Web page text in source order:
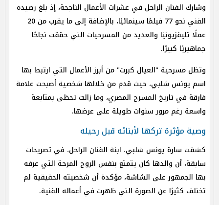
وشارك الفنان الراحل في عشرات الأعمال الناجحة، إذ بلغ رصيده
الفني نحو 77 فيلمًا سينمائيًا، بالإضافة إلى ما يقرب من 20
عملًا تليفزيونيًا والعديد من المسرحيات التي حققت نجاحًا
جماهيريًا كبيرًا.
وتظل مسرحية "العيال كبرت" من أبرز الأعمال التي ارتبط بها
اسم يونس شلبي، حيث قدم من خلالها شخصية أصبحت علامة
فارقة في تاريخ المسرح المصري، وما زالت تحظى بمتابعة
واسعة رغم مرور سنوات طويلة على عرضها.
وصية مؤثرة تركها لأبنائه قبل رحيله
كشفت سارة يونس شلبي، ابنة الفنان الراحل، في تصريحات
سابقة، أن والدها كان يتمتع بنفس الروح المرحة التي عرفه
بها الجمهور على الشاشة، مؤكدة أن شخصيته الحقيقية لم
تختلف كثيرًا عن الصورة التي ظهرت في أعماله الفنية.